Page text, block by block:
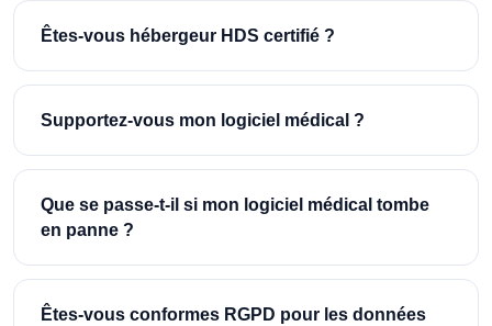
Êtes-vous hébergeur HDS certifié ?
Supportez-vous mon logiciel médical ?
Que se passe-t-il si mon logiciel médical tombe
en panne ?
Êtes-vous conformes RGPD pour les données